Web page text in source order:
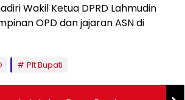
Wakil Ketua DPRD Lahmudin
OPD dan jajaran ASN di
Plt Bupati